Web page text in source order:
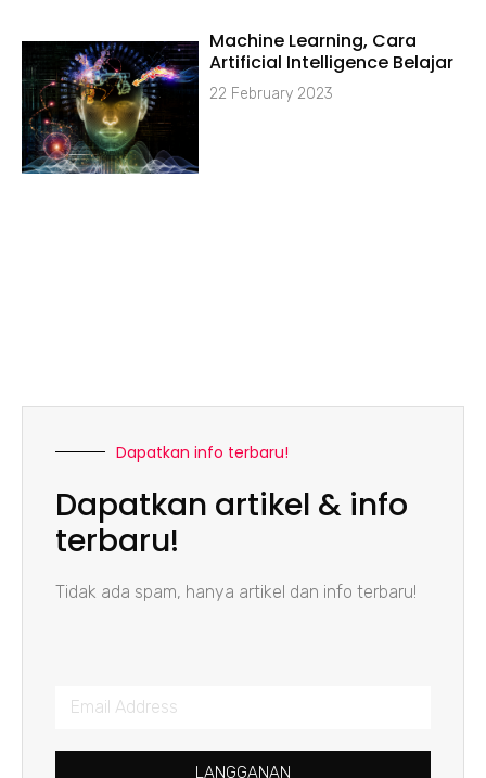
Machine Learning, Cara
Artificial Intelligence Belajar
22 February 2023
Dapatkan info terbaru!
Dapatkan artikel & info
terbaru!
Tidak ada spam, hanya artikel dan info terbaru!
LANGGANAN